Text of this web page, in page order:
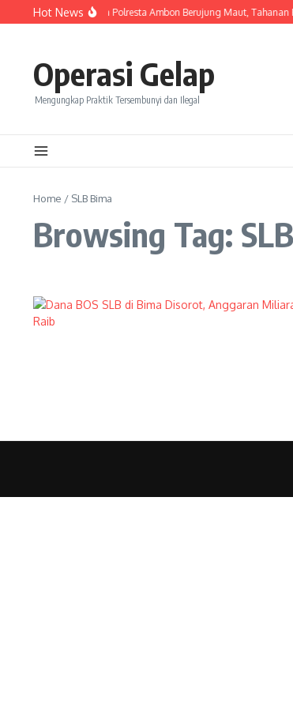
Skip to content
Hot News
Keributan Di Rutan Polresta Ambon Berujung Maut, Tahanan
Operasi Gelap
Mengungkap Praktik Tersembunyi dan Ilegal
Home / SLB Bima
Browsing Tag: